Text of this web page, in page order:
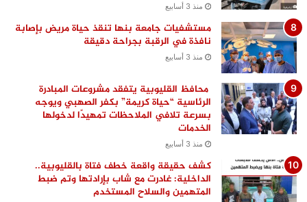
منذ 3 أسابيع
مستشفيات جامعة بنها تنقذ حياة مريض بإصابة
نافذة في الرقبة بجراحة دقيقة
منذ 3 أسابيع
محافظ القليوبية يتفقد مشروعات المبادرة
الرئاسية “حياة كريمة” بكفر الصهبي ويوجه
بسرعة تلافي الملاحظات تمهيدًا لدخولها
الخدمات
منذ 3 أسابيع
كشف حقيقة واقعة خطف فتاة بالقليوبية..
الداخلية: غادرت مع شاب بإرادتها وتم ضبط
المتهمين والسلاح المستخدم